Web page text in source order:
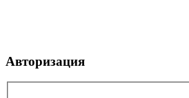
Авторизация